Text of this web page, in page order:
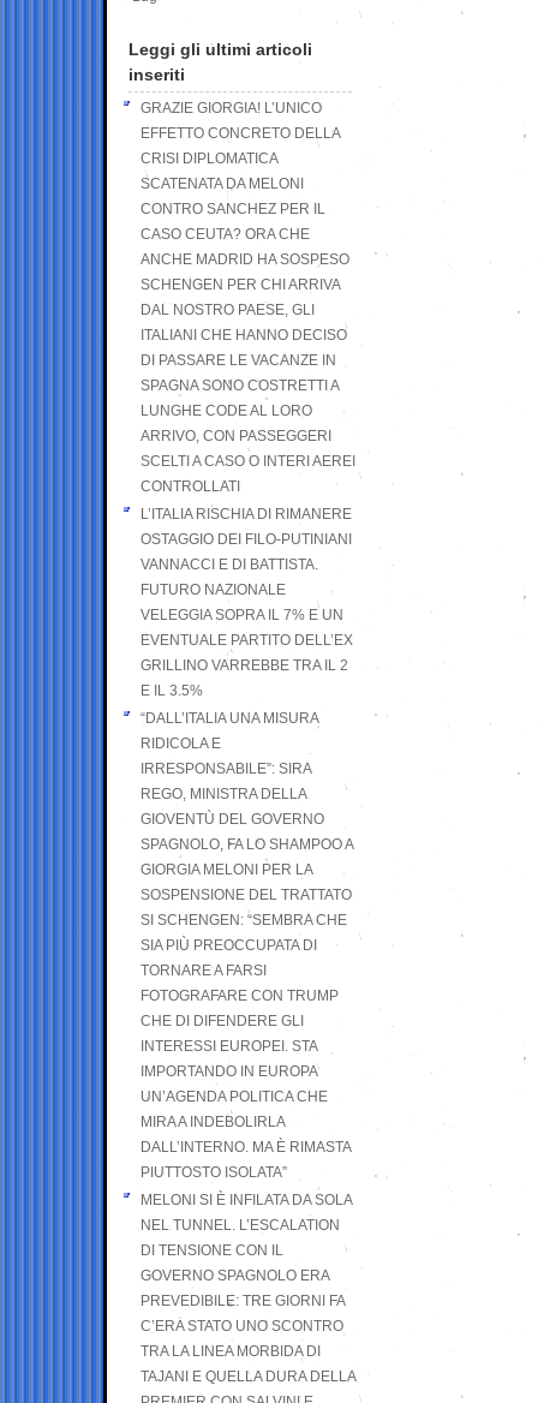
Leggi gli ultimi articoli
inseriti
GRAZIE GIORGIA! L’UNICO
EFFETTO CONCRETO DELLA
CRISI DIPLOMATICA
SCATENATA DA MELONI
CONTRO SANCHEZ PER IL
CASO CEUTA? ORA CHE
ANCHE MADRID HA SOSPESO
SCHENGEN PER CHI ARRIVA
DAL NOSTRO PAESE, GLI
ITALIANI CHE HANNO DECISO
DI PASSARE LE VACANZE IN
SPAGNA SONO COSTRETTI A
LUNGHE CODE AL LORO
ARRIVO, CON PASSEGGERI
SCELTI A CASO O INTERI AEREI
CONTROLLATI
L’ITALIA RISCHIA DI RIMANERE
OSTAGGIO DEI FILO-PUTINIANI
VANNACCI E DI BATTISTA.
FUTURO NAZIONALE
VELEGGIA SOPRA IL 7% E UN
EVENTUALE PARTITO DELL’EX
GRILLINO VARREBBE TRA IL 2
E IL 3.5%
“DALL’ITALIA UNA MISURA
RIDICOLA E
IRRESPONSABILE”: SIRA
REGO, MINISTRA DELLA
GIOVENTÙ DEL GOVERNO
SPAGNOLO, FA LO SHAMPOO A
GIORGIA MELONI PER LA
SOSPENSIONE DEL TRATTATO
SI SCHENGEN: “SEMBRA CHE
SIA PIÙ PREOCCUPATA DI
TORNARE A FARSI
FOTOGRAFARE CON TRUMP
CHE DI DIFENDERE GLI
INTERESSI EUROPEI. STA
IMPORTANDO IN EUROPA
UN’AGENDA POLITICA CHE
MIRA A INDEBOLIRLA
DALL’INTERNO. MA È RIMASTA
PIUTTOSTO ISOLATA”
MELONI SI È INFILATA DA SOLA
NEL TUNNEL. L’ESCALATION
DI TENSIONE CON IL
GOVERNO SPAGNOLO ERA
PREVEDIBILE: TRE GIORNI FA
C’ERA STATO UNO SCONTRO
TRA LA LINEA MORBIDA DI
TAJANI E QUELLA DURA DELLA